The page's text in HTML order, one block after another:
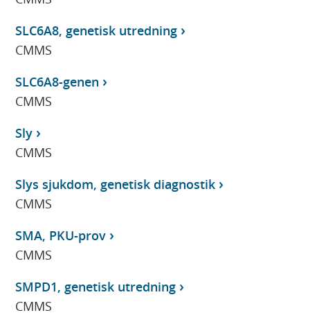
SLC6A8, genetisk utredning
CMMS
SLC6A8-genen
CMMS
Sly
CMMS
Slys sjukdom, genetisk diagnostik
CMMS
SMA, PKU-prov
CMMS
SMPD1, genetisk utredning
CMMS